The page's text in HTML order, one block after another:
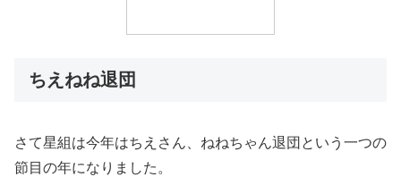
ちえねね退団
さて星組は今年はちえさん、ねねちゃん退団という一つの
節目の年になりました。